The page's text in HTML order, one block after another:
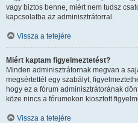
vagy biztos benne, miért nem tudsz
kapcsolatba az adminisztrátorral.
Vissza a tetejére
Miért kaptam figyelmeztetést?
Minden adminisztrátornak megvan a
megsértettél egy szabályt,
hogy ez a fórum adminisztrátorának
köze nincs a fórumokon kiosztott
Vissza a tetejére